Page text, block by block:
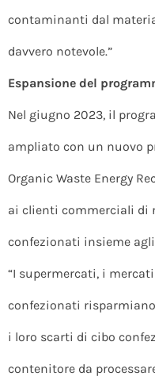
contaminanti dal
davvero notevole.”
Espansione del
Nel giugno 2023, il
ampliato con un nuovo
Organic Waste Energy
ai clienti commerciali di
confezionati insieme
“I supermercati, i
confezionati
i loro scarti di cibo
contenitore da